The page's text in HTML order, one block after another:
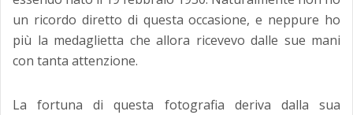
un ricordo diretto di questa occasione, e neppure ho
più la medaglietta che allora ricevevo dalle sue mani
con tanta attenzione.
La fortuna di questa fotografia deriva dalla sua